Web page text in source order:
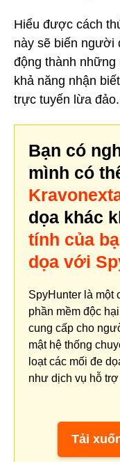
Hiểu được cách
này sẽ biến người
động thành
khả năng nhận
trực tuyến lừa đảo.
Bạn có
mình có
dọa khác
tính của
dọa với
SpyHunter là một
phần mềm độc
cung cấp cho
mật hệ thống
loạt các mối đe
như dịch vụ hỗ
Tải